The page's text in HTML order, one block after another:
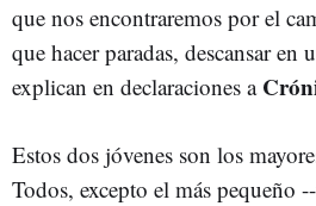
que nos encontraremos por el
que hacer paradas, descansar en
explican en declaraciones a
Estos dos jóvenes son los
Todos, excepto el más pequeño